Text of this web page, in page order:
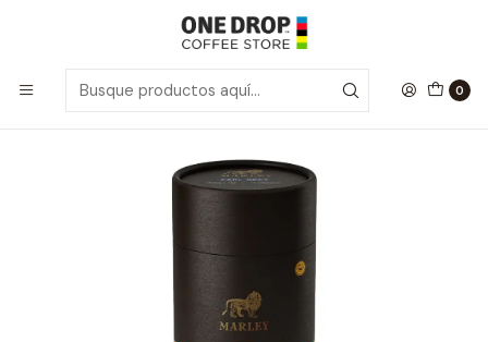
0
Marley · Earl Grey · Loose leaf · Té negro